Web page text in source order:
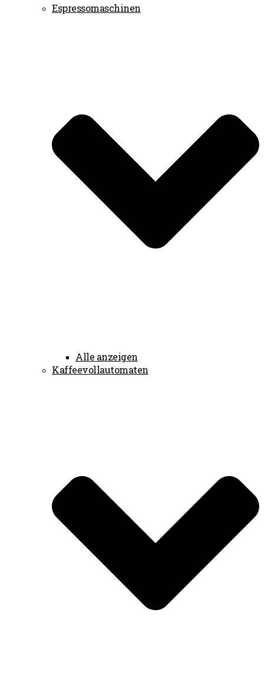
Espressomaschinen
Alle anzeigen
Kaffeevollautomaten